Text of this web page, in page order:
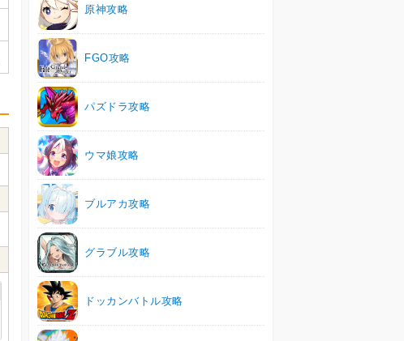
原神攻略
FGO攻略
パズドラ攻略
ウマ娘攻略
ブルアカ攻略
グラブル攻略
ドッカンバトル攻略